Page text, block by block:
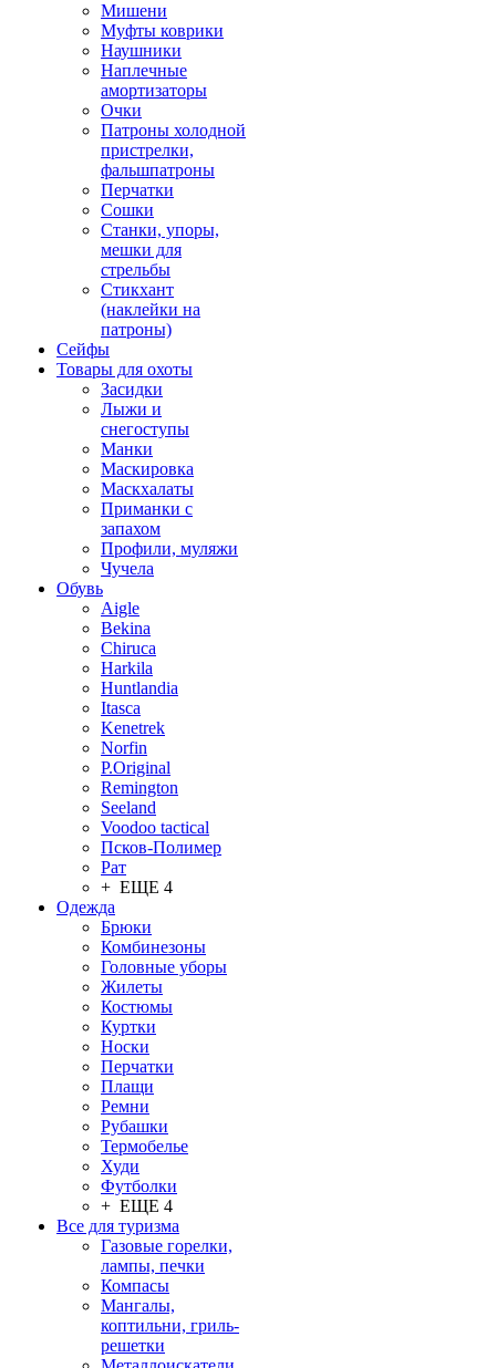
Мишени
Муфты коврики
Наушники
Наплечные
амортизаторы
Очки
Патроны холодной
пристрелки,
фальшпатроны
Перчатки
Сошки
Станки, упоры,
мешки для
стрельбы
Стикхант
(наклейки на
патроны)
Сейфы
Товары для охоты
Засидки
Лыжи и
снегоступы
Манки
Маскировка
Маскхалаты
Приманки с
запахом
Профили, муляжи
Чучела
Обувь
Aigle
Bekina
Chiruсa
Harkila
Huntlandia
Itasca
Kenetrek
Norfin
P.Original
Remington
Seeland
Voodoo tactical
Псков-Полимер
Рат
+ ЕЩЕ 4
Одежда
Брюки
Комбинезоны
Головные уборы
Жилеты
Костюмы
Куртки
Носки
Перчатки
Плащи
Ремни
Рубашки
Термобелье
Худи
Футболки
+ ЕЩЕ 4
Все для туризма
Газовые горелки,
лампы, печки
Компасы
Мангалы,
коптильни, гриль-
решетки